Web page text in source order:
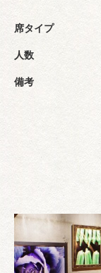
席タイプ
人数
備考